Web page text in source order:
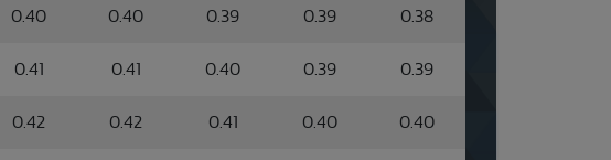
0.40 0.40 0.39 0.39 0.38
0.41 0.41 0.40 0.39 0.39
0.42 0.42 0.41 0.40 0.40